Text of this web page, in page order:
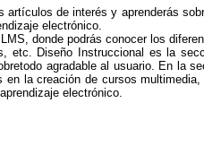
artículos de interés y aprenderás
electrónico.
donde podrás conocer los
etc. Diseño Instruccional es la
agradable al usuario. En la
la creación de cursos
electrónico.